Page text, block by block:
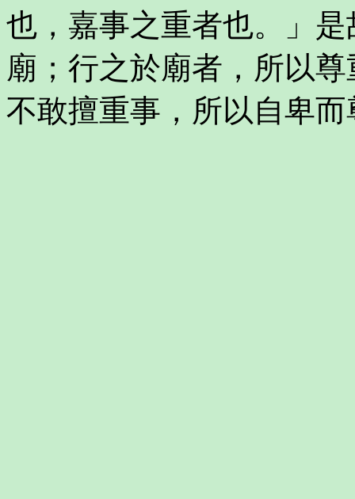
也，嘉事之重者也。」
廟；行之於廟者，所以
不敢擅重事，所以自卑